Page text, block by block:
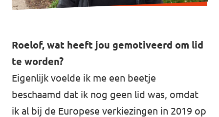
Roelof, wat heeft jou gemotiveerd om lid
te worden?
Eigenlijk voelde ik me een beetje
beschaamd dat ik nog geen lid was, omdat
ik al bij de Europese verkiezingen in 2019 op